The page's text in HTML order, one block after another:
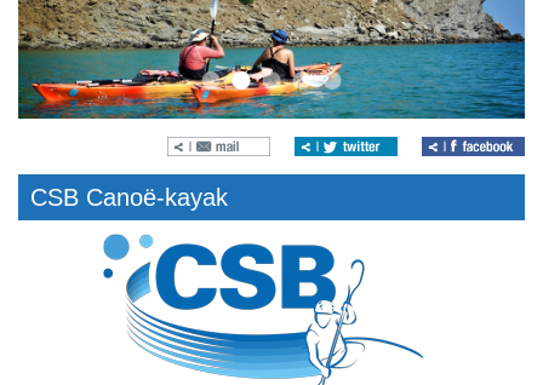
CSB Canoë-kayak